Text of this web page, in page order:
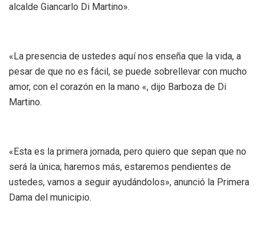
alcalde Giancarlo Di Martino».
«La presencia de ustedes aquí nos enseña que la vida, a
pesar de que no es fácil, se puede sobrellevar con mucho
amor, con el corazón en la mano «, dijo Barboza de Di
Martino.
«Esta es la primera jornada, pero quiero que sepan que no
será la única; haremos más, estaremos pendientes de
ustedes, vamos a seguir ayudándolos», anunció la Primera
Dama del municipio.